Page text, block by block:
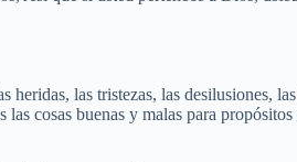
las tristezas, las desilusiones,
cosas buenas y malas para